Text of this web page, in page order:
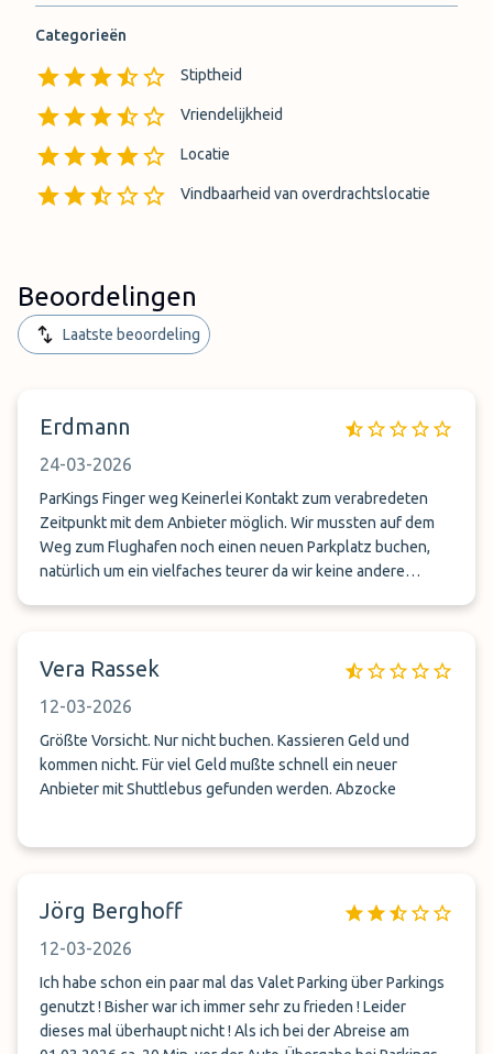
Categorieën
Stiptheid
Vriendelijkheid
Locatie
Vindbaarheid van overdrachtslocatie
Beoordelingen
Laatste beoordeling
Erdmann
24-03-2026
ParKings Finger weg Keinerlei Kontakt zum verabredeten
Zeitpunkt mit dem Anbieter möglich. Wir mussten auf dem
Weg zum Flughafen noch einen neuen Parkplatz buchen,
natürlich um ein vielfaches teurer da wir keine andere
Firma zu kontaktieren. ich denke wir sind einem Fakeshop
Firma Relaxpark die uns sofort geholfen hat.
Vera Rassek
12-03-2026
Größte Vorsicht. Nur nicht buchen. Kassieren Geld und
kommen nicht. Für viel Geld mußte schnell ein neuer
Anbieter mit Shuttlebus gefunden werden. Abzocke
Jörg Berghoff
12-03-2026
Ich habe schon ein paar mal das Valet Parking über Parkings
genutzt ! Bisher war ich immer sehr zu frieden ! Leider
dieses mal überhaupt nicht ! Als ich bei der Abreise am